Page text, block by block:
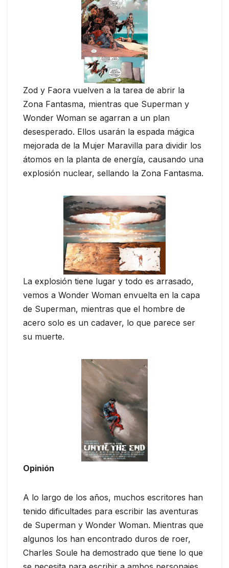
Zod y Faora vuelven a la tarea de abrir la
Zona Fantasma, mientras que Superman y
Wonder Woman se agarran a un plan
desesperado. Ellos usarán la espada mágica
mejorada de la Mujer Maravilla para dividir los
átomos en la planta de energía, causando una
explosión nuclear, sellando la Zona Fantasma.
La explosión tiene lugar y todo es arrasado,
vemos a Wonder Woman envuelta en la capa
de Superman, mientras que el hombre de
acero solo es un cadaver, lo que parece ser
su muerte.
Opinión
A lo largo de los años, muchos escritores han
tenido dificultades para escribir las aventuras
de Superman y Wonder Woman. Mientras que
algunos los han encontrado duros de roer,
Charles Soule ha demostrado que tiene lo que